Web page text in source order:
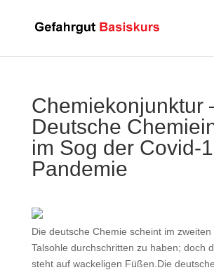
Chemiekonjunktur
Deutsche
im Sog der Covid-
Pandemie
Die deutsche Chemie scheint im zweiten
Talsohle durchschritten zu haben; doch
steht auf wackeligen Füßen.Die